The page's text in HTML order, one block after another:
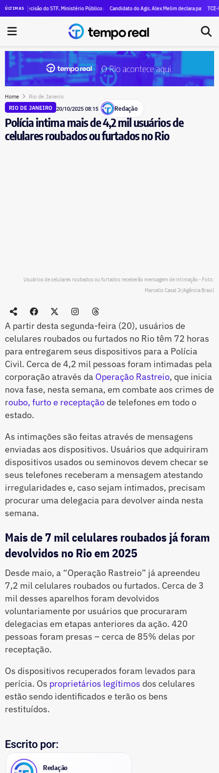
ÚLTIMAS
declara R$ 47 milhões em patrimônio
decisão do STF, Ministério Público pede execução da condenação e da inelegibilidade de
Candidato do Agir, Alex Melim declara patrimônio de R$
TCE-RJ
Home Rio de Janeiro
RIO DE JANEIRO 20/10/2025 08:15 Redação
Polícia intima mais de 4,2 mil usuários de
celulares roubados ou furtados no Rio
Usuários de celulares roubados ou furtados receberão mensagem de intimação - Foto:
Marcello Casal Jr/Agência Brasil
A partir desta segunda-feira (20), usuários de
celulares roubados ou furtados no Rio têm 72 horas
para entregarem seus dispositivos para a Polícia
Civil. Cerca de 4,2 mil pessoas foram intimadas pela
corporação através da Operação Rastreio, que inicia
nova fase, nesta semana, em combate aos crimes de
roubo, furto e receptação de telefones em todo o
estado.
As intimações são feitas através de mensagens
enviadas aos dispositivos. Usuários que adquiriram
dispositivos usados ou seminovos devem checar se
seus telefones receberam a mensagem atestando
irregularidades e, caso sejam intimados, precisam
procurar uma delegacia para devolver ainda nesta
semana.
Mais de 7 mil celulares roubados já foram
devolvidos no Rio em 2025
Desde maio, a “Operação Rastreio” já apreendeu
7,2 mil celulares roubados ou furtados. Cerca de 3
mil desses aparelhos foram devolvidos
voluntariamente por usuários que procuraram
delegacias em etapas anteriores da ação. 420
pessoas foram presas – cerca de 85% delas por
receptação.
Os dispositivos recuperados foram levados para
perícia. Os proprietários legítimos dos celulares
estão sendo identificados e terão os bens
restituídos.
Escrito por:
Redação